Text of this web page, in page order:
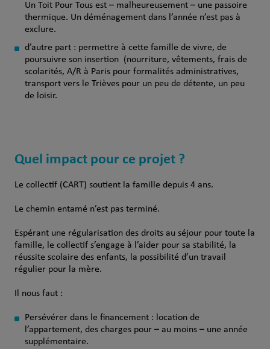
Un Toit Pour Tous est – malheureusement – une passoire
thermique. Un déménagement dans l’année n’est pas à
exclure.
d’autre part : permettre à cette famille de vivre, de
poursuivre son insertion (nourriture, vêtements, frais de
scolarités, A/R à Paris pour formalités administratives,
transport vers le Trièves pour un peu de détente, un peu
de loisir.
Quel impact pour ce projet ?
Le collectif (CART) soutient la famille depuis 4 ans.
Le chemin entamé n’est pas terminé.
Espérant une régularisation des droits au séjour pour toute la
famille, le collectif s’engage à l’aider pour sa stabilité, la
réussite scolaire des enfants, la possibilité d’un travail
régulier pour la mère.
Il nous faut :
Persévérer dans le financement : location de
l’appartement, des charges pour – au moins – une année
supplémentaire.